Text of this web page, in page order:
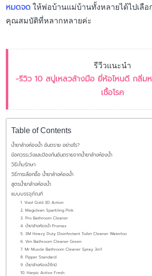
หมดจด ให้พ่อบ้านแม่บ้านทั้งหลายได้ไปเลื
คุณสมบัติที่หลากหลายค่ะ
รีวีวแนะนำ
-รีวิว 10 สบู่เหลวล้างมือ ยี่ห้อไหนดี กลิ่
เชื้อโรค
Table of Contents
น้ำยาล้างห้องน้ำ อันตราย อย่างไร?
ข้อควรระวังและป้องกันอันตรายจากน้ำยาล้างห้องน้ำ
วิธีเก็บรักษา
วิธีการเลือกซื้อ น้ำยาล้างห้องน้ำ
สูตรน้ำยาล้างห้องน้ำ
แบบบรรจุภัณฑ์
1. Vixol Gold 3D Action
2. Magiclean Sparkling Pink
3. Pro Bathroom Cleaner
4. น้ำยาล้างห้องน้ำ Promax
5. 3M Heavy Duty Disinfectant Toilet Cleaner Waterloo
6. Vim Bathroom Cleaner Green
7. Mr Muscle Bathroom Cleaner Spray 3in1
8. Pipper Standard
9. น้ำยาล้างห้องน้ำโทมิ
10. Harpic Active Fresh